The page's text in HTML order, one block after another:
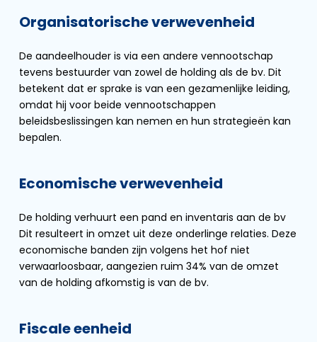
Organisatorische verwevenheid
De aandeelhouder is via een andere vennootschap
tevens bestuurder van zowel de holding als de bv. Dit
betekent dat er sprake is van een gezamenlijke leiding,
omdat hij voor beide vennootschappen
beleidsbeslissingen kan nemen en hun strategieën kan
bepalen.
Economische verwevenheid
De holding verhuurt een pand en inventaris aan de bv
Dit resulteert in omzet uit deze onderlinge relaties. Deze
economische banden zijn volgens het hof niet
verwaarloosbaar, aangezien ruim 34% van de omzet
van de holding afkomstig is van de bv.
Fiscale eenheid